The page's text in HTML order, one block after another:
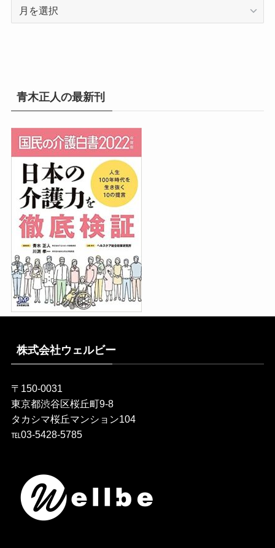
青木正人の最新刊
株式会社ウェルビー
〒150-0031
東京都渋谷区桜丘町9-8
タカシマ桜丘マンション104
℡03-5428-5785